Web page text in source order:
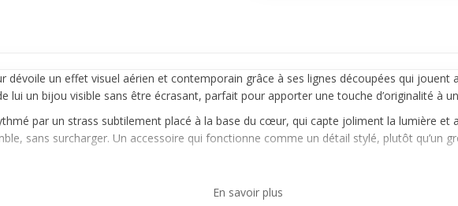
un effet visuel aérien et contemporain grâce à ses lignes découpées qui jouent
lui un bijou visible sans être écrasant, parfait pour apporter une touche d’originalité à
par un strass subtilement placé à la base du cœur, qui capte joliment la lumière et
sans surcharger. Un accessoire qui fonctionne comme un détail stylé, plutôt qu’un
à associer au quotidien. N’oublie pas que la chaîne n’est pas incluse afin de choisir
En savoir plus